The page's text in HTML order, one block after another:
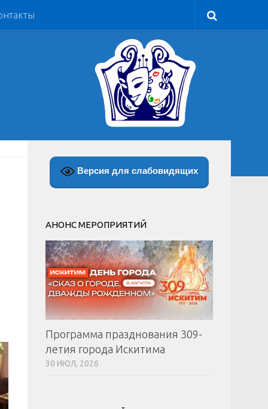
Версия для слабовидящих
АНОНС МЕРОПРИЯТИЙ
Программа празднования 309-
летия города Искитима
30 ИЮЛ, 2026